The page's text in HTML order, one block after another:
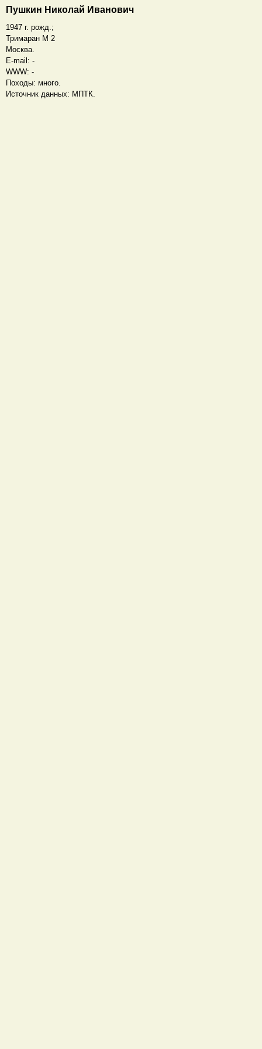
Пушкин Николай Иванович
1947 г. рожд.;
Тримаран М 2
Москва.
E-mail: -
WWW: -
Походы: много.
Источник данных: МПТК.